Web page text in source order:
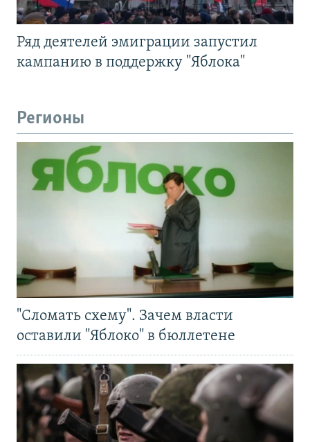
Ряд деятелей эмиграции запустил
кампанию в поддержку "Яблока"
Регионы
"Сломать схему". Зачем власти
оставили "Яблоко" в бюллетене